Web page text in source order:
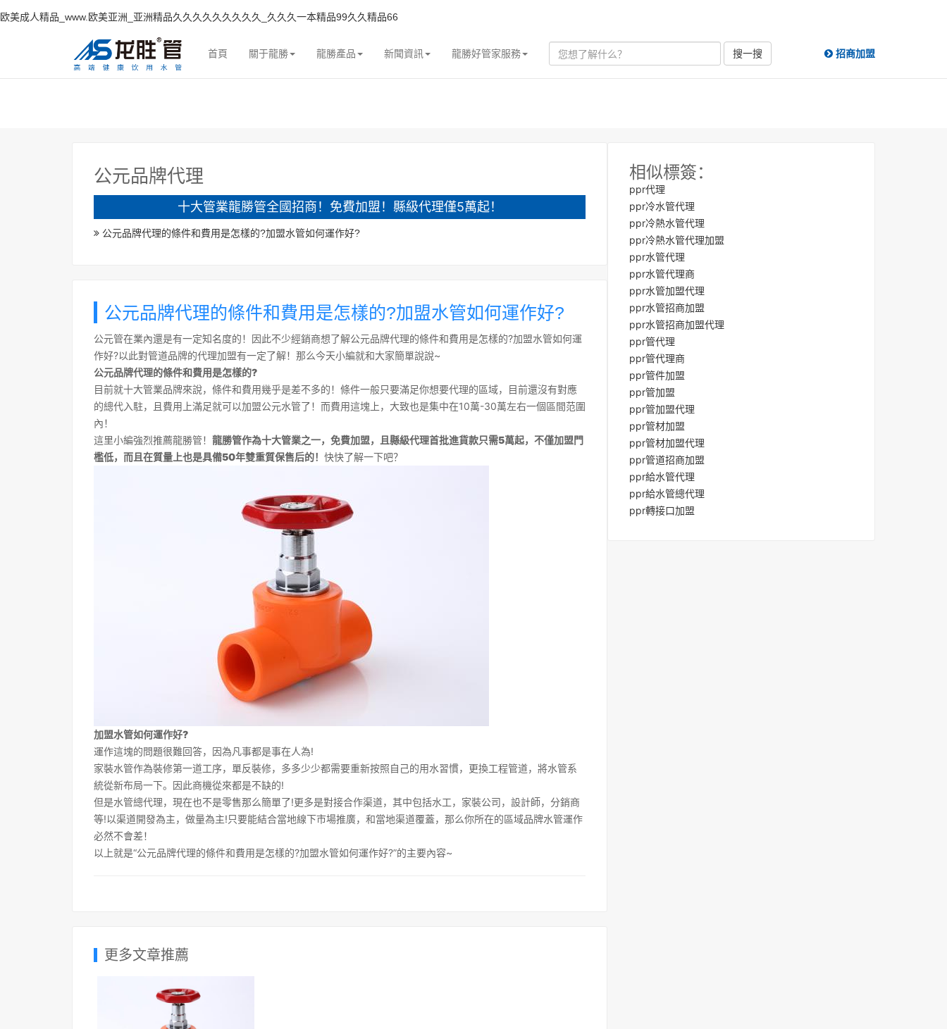
欧美成人精品_www.欧美亚洲_亚洲精品久久久久久久久久久_久久久一本精品99久久精品66
首頁 關于龍勝 龍勝產品 新聞資訊 龍勝好管家服務 搜一搜 招商加盟
公元品牌代理
十大管業龍勝管全國招商！免費加盟！縣級代理僅5萬起！
公元品牌代理的條件和費用是怎樣的?加盟水管如何運作好?
公元品牌代理的條件和費用是怎樣的?加盟水管如何運作好?
公元管在業內還是有一定知名度的！因此不少經銷商想了解公元品牌代理的條件和費用是怎樣的?加盟水管如何運
作好?以此對管道品牌的代理加盟有一定了解！那么今天小編就和大家簡單說說~
公元品牌代理的條件和費用是怎樣的?
目前就十大管業品牌來說，條件和費用幾乎是差不多的！條件一般只要滿足你想要代理的區域，目前還沒有對應
的總代入駐，且費用上滿足就可以加盟公元水管了！而費用這塊上，大致也是集中在10萬-30萬左右一個區間范圍
內！
這里小編強烈推薦龍勝管！ 龍勝管作為十大管業之一，免費加盟，且縣級代理首批進貨款只需5萬起，不僅加盟門
檻低，而且在質量上也是具備50年雙重質保售后的！ 快快了解一下吧？
加盟水管如何運作好?
運作這塊的問題很難回答，因為凡事都是事在人為!
家裝水管作為裝修第一道工序，單反裝修，多多少少都需要重新按照自己的用水習慣，更換工程管道，將水管系
統從新布局一下。因此商機從來都是不缺的!
但是水管總代理，現在也不是零售那么簡單了!更多是對接合作渠道，其中包括水工，家裝公司，設計師，分銷商
等!以渠道開發為主，做量為主!只要能結合當地線下市場推廣，和當地渠道覆蓋，那么你所在的區域品牌水管運作
必然不會差！
以上就是“公元品牌代理的條件和費用是怎樣的?加盟水管如何運作好?”的主要內容~
更多文章推薦
相似標簽：
ppr代理
ppr冷水管代理
ppr冷熱水管代理
ppr冷熱水管代理加盟
ppr水管代理
ppr水管代理商
ppr水管加盟代理
ppr水管招商加盟
ppr水管招商加盟代理
ppr管代理
ppr管代理商
ppr管件加盟
ppr管加盟
ppr管加盟代理
ppr管材加盟
ppr管材加盟代理
ppr管道招商加盟
ppr給水管代理
ppr給水管總代理
ppr轉接口加盟